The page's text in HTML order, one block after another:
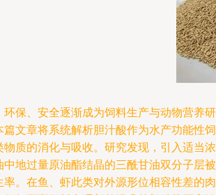
保、安全逐渐成为饲料生产与动物营养
文章将系统解析胆汁酸作为水产功能性
质的消化与吸收。研究发现，引入适当
地过量原油酯结晶的三酰甘油双分子层
。在鱼、虾此类对外源形位相容性差的